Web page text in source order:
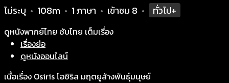
ไม่ระบุ • 108m • 1 ภาษา • เข้าชม 8 • ทั่วไป+
ดูหนังพากย์ไทย ซับไทย เต็มเรื่อง
เรื่องย่อ
ดูหนังออนไลน์
เนื้อเรื่อง Osiris โอซิริส มฤตยูล้างพันธุ์มนุษย์